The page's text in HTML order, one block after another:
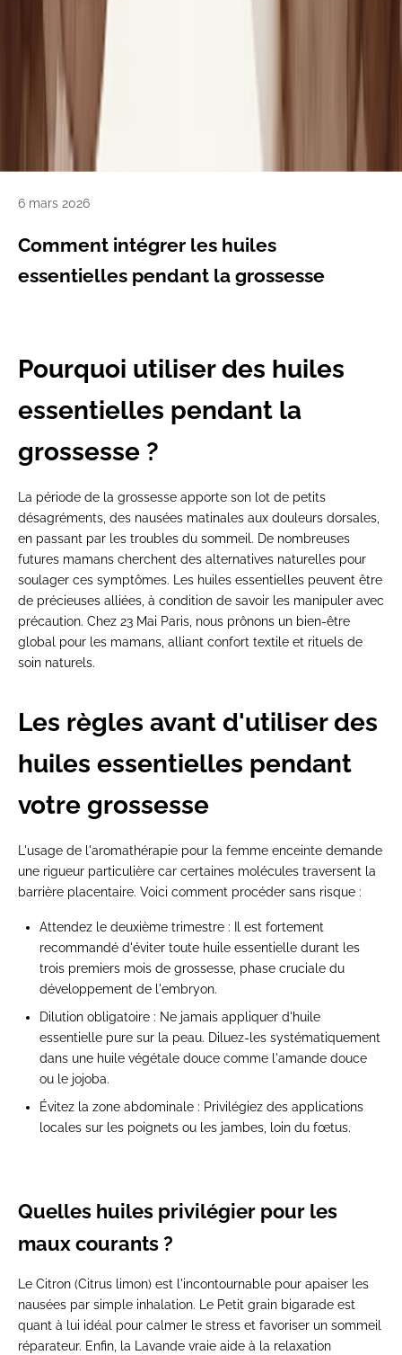
6 mars 2026
Comment intégrer les huiles
essentielles pendant la grossesse
Pourquoi utiliser des huiles
essentielles pendant la
grossesse ?
La période de la grossesse apporte son lot de petits
désagréments, des nausées matinales aux douleurs dorsales,
en passant par les troubles du sommeil. De nombreuses
futures mamans cherchent des alternatives naturelles pour
soulager ces symptômes. Les huiles essentielles peuvent être
de précieuses alliées, à condition de savoir les manipuler avec
précaution. Chez 23 Mai Paris, nous prônons un bien-être
global pour les mamans, alliant confort textile et rituels de
soin naturels.
Les règles avant d'utiliser des
huiles essentielles pendant
votre grossesse
L'usage de l'aromathérapie pour la femme enceinte demande
une rigueur particulière car certaines molécules traversent la
barrière placentaire. Voici comment procéder sans risque :
Attendez le deuxième trimestre : Il est fortement
recommandé d'éviter toute huile essentielle durant les
trois premiers mois de grossesse, phase cruciale du
développement de l'embryon.
Dilution obligatoire : Ne jamais appliquer d'huile
essentielle pure sur la peau. Diluez-les systématiquement
dans une huile végétale douce comme l'amande douce
ou le jojoba.
Évitez la zone abdominale : Privilégiez des applications
locales sur les poignets ou les jambes, loin du fœtus.
Quelles huiles privilégier pour les
maux courants ?
Le Citron (Citrus limon) est l'incontournable pour apaiser les
nausées par simple inhalation. Le Petit grain bigarade est
quant à lui idéal pour calmer le stress et favoriser un sommeil
réparateur. Enfin, la Lavande vraie aide à la relaxation